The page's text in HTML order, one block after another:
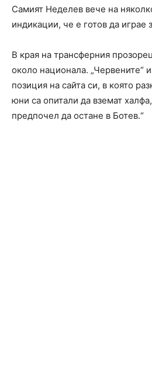
Самият Неделев вече на
индикации, че е готов да играе
В края на трансферния
около национала. „Червените“
позиция на сайта си, в която
юни са опитали да вземат
предпочел да остане в Ботев.“